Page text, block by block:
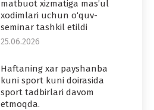
matbuot xizmatiga mas’ul
xodimlari uchun o‘quv-
seminar tashkil etildi
25.06.2026
Haftaning xar payshanba
kuni sport kuni doirasida
sport tadbirlari davom
etmoqda.